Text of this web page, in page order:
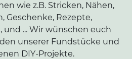
wie z.B. Stricken, Nähen,
Geschenke, Rezepte,
... Wir wünschen euch
unserer Fundstücke und
DIY-Projekte.